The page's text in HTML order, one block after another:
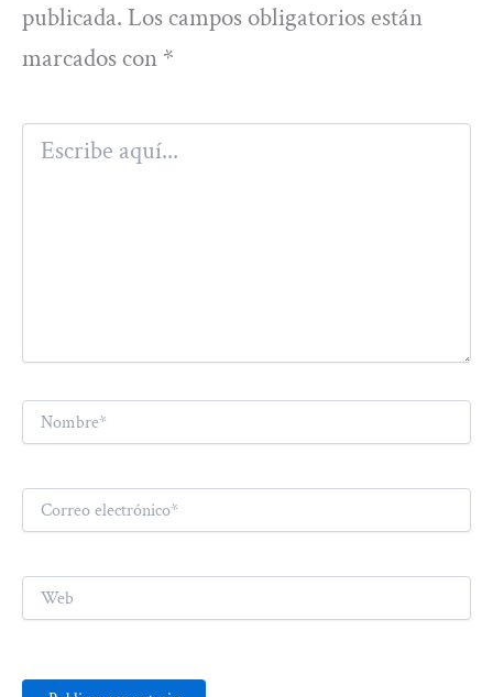
publicada. Los campos obligatorios están
marcados con *
Escribe
aquí...
Nombre*
Correo
electrónico*
Web